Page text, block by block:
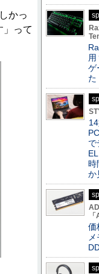
かっ
」って
ゲ
た
で
時
か
価